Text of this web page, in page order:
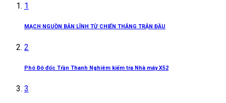
1
MẠCH NGUỒN BẢN LĨNH TỪ CHIẾN THẮNG TRẬN ĐẦU
2
Phó Đô đốc Trần Thanh Nghiêm kiểm tra Nhà máy X52
3